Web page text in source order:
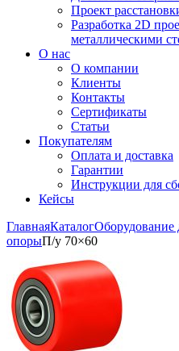
Проект
Разработка 2D
металлическими
О нас
О компании
Клиенты
Контакты
Сертификаты
Статьи
Покупателям
Оплата и доставка
Гарантии
Инструкции для
Кейсы
ГлавнаяКаталогОборудование
опорыП/у 70×60